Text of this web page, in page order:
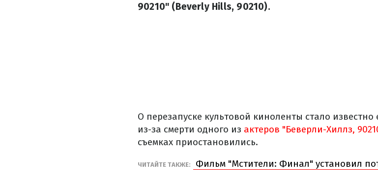
90210" (Beverly Hills, 90210).
О перезапуске культовой киноленты стало
из-за смерти одного из актеров "Беверли-Хиллз,
съемках приостановились.
ЧИТАЙТЕ ТАКЖЕ: Фильм "Мстители: Финал" установил